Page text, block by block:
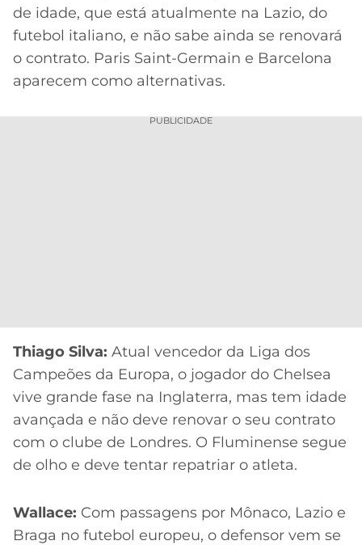
de idade, que está atualmente na Lazio, do
futebol italiano, e não sabe ainda se renovará
o contrato. Paris Saint-Germain e Barcelona
aparecem como alternativas.
PUBLICIDADE
Thiago Silva: Atual vencedor da Liga dos
Campeões da Europa, o jogador do Chelsea
vive grande fase na Inglaterra, mas tem idade
avançada e não deve renovar o seu contrato
com o clube de Londres. O Fluminense segue
de olho e deve tentar repatriar o atleta.
Wallace: Com passagens por Mônaco, Lazio e
Braga no futebol europeu, o defensor vem se